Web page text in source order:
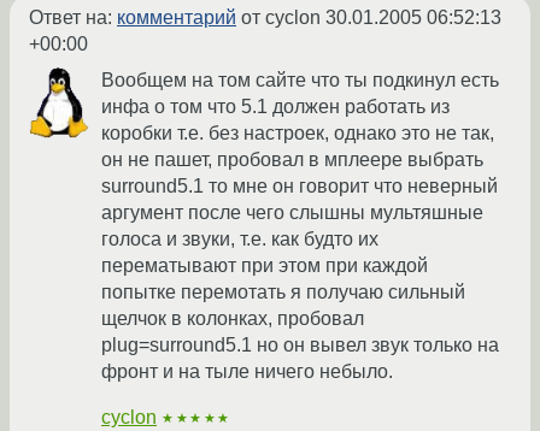
Ответ на: комментарий от cyclon 30.01.2005 06:52:13
+00:00
Вообщем на том сайте что ты подкинул есть
инфа о том что 5.1 должен работать из
коробки т.е. без настроек, однако это не так,
он не пашет, пробовал в мплеере выбрать
surround5.1 то мне он говорит что неверный
аргумент после чего слышны мультяшные
голоса и звуки, т.е. как будто их
перематывают при этом при каждой
попытке перемотать я получаю сильный
щелчок в колонках, пробовал
plug=surround5.1 но он вывел звук только на
фронт и на тыле ничего небыло.
cyclon ★★★★★